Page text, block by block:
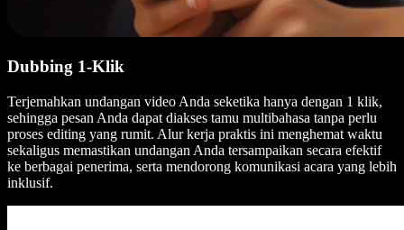
Dubbing 1-Klik
Terjemahkan undangan video Anda seketika hanya dengan 1 klik,
sehingga pesan Anda dapat diakses tamu multibahasa tanpa perlu
proses editing yang rumit. Alur kerja praktis ini menghemat waktu
sekaligus memastikan undangan Anda tersampaikan secara efektif
ke berbagai penerima, serta mendorong komunikasi acara yang lebih
inklusif.